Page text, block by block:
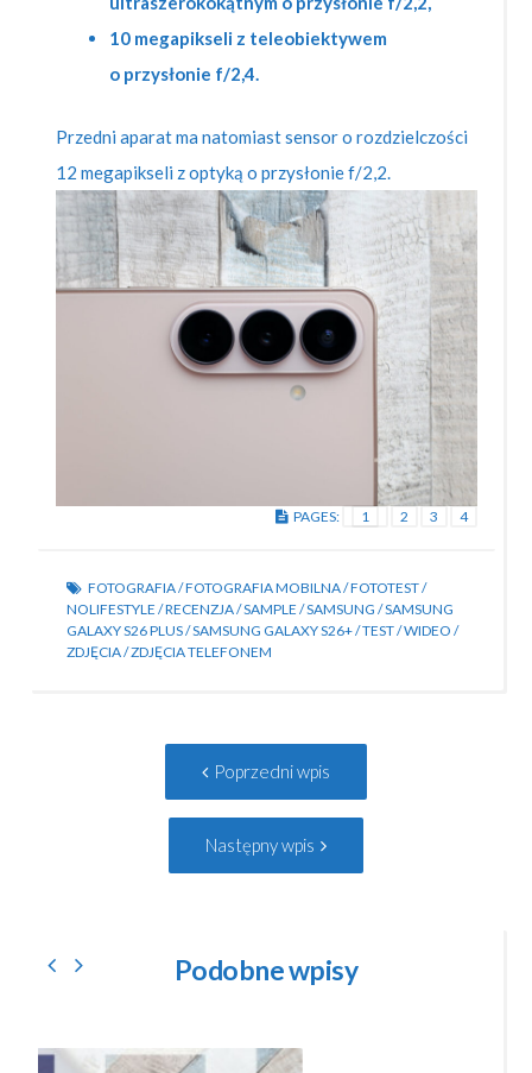
10 megapikseli z teleobiektywem
o przysłonie f/2,4.
Przedni aparat ma natomiast sensor o rozdzielczości
12 megapikseli z optyką o przysłonie f/2,2.
PAGES: 1 2 3 4
FOTOGRAFIA/FOTOGRAFIA MOBILNA/FOTOTEST/
NOLIFESTYLE /RECENZJA/SAMPLE /SAMSUNG /SAMSUNG
GALAXY S26 PLUS/SAMSUNG GALAXY S26+/TEST/WIDEO /
ZDJĘCIA/ZDJĘCIA TELEFONEM
Poprzedni wpis
wpis:
Następny wpis
wpis:
Podobne wpisy